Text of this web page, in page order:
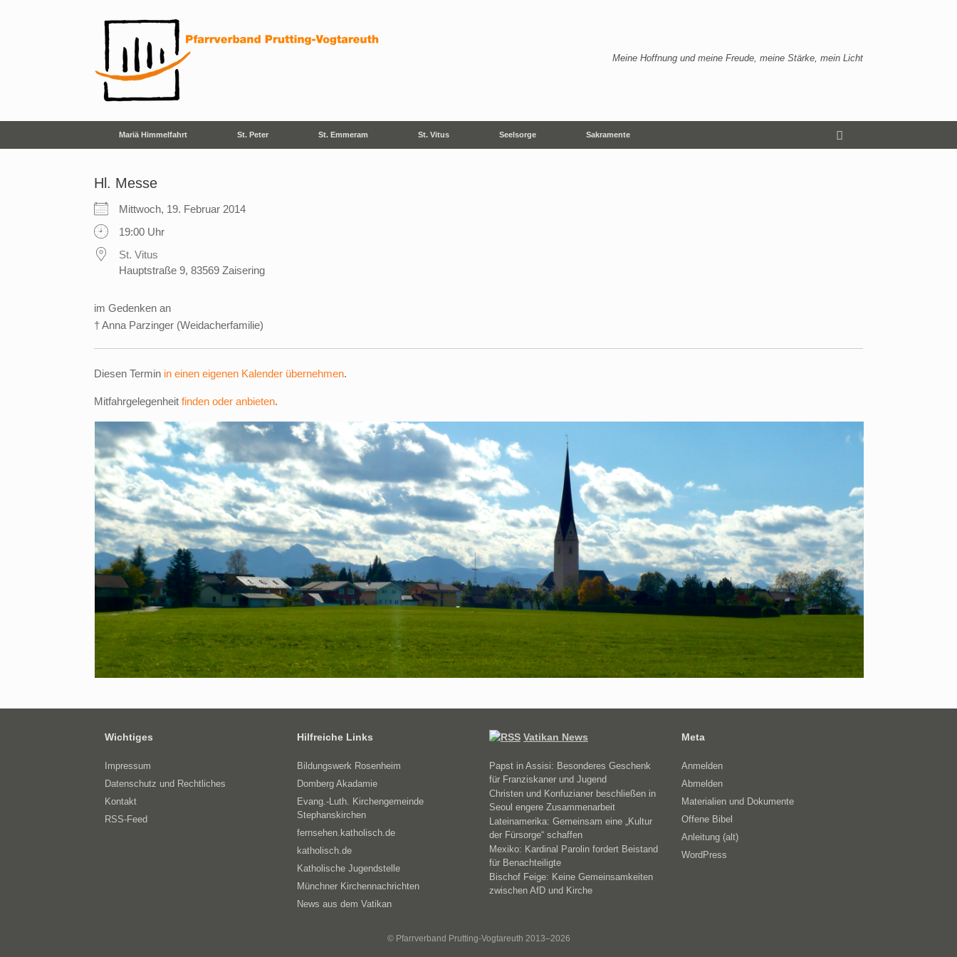
Meine Hoffnung und meine Freude, meine Stärke, mein Licht
Mariä Himmelfahrt St. Peter St. Emmeram St. Vitus Seelsorge Sakramente
Hl. Messe
Mittwoch, 19. Februar 2014
19:00 Uhr
St. Vitus
Hauptstraße 9, 83569 Zaisering
im Gedenken an
† Anna Parzinger (Weidacherfamilie)
Diesen Termin in einen eigenen Kalender übernehmen.
Mitfahrgelegenheit finden oder anbieten.
Wichtiges
Impressum
Datenschutz und Rechtliches
Kontakt
RSS-Feed
Hilfreiche Links
Bildungswerk Rosenheim
Domberg Akadamie
Evang.-Luth. Kirchengemeinde
Stephanskirchen
fernsehen.katholisch.de
katholisch.de
Katholische Jugendstelle
Münchner Kirchennachrichten
News aus dem Vatikan
Vatikan News
Papst in Assisi: Besonderes Geschenk
für Franziskaner und Jugend
Christen und Konfuzianer beschließen in
Seoul engere Zusammenarbeit
Lateinamerika: Gemeinsam eine „Kultur
der Fürsorge“ schaffen
Mexiko: Kardinal Parolin fordert Beistand
für Benachteiligte
Bischof Feige: Keine Gemeinsamkeiten
zwischen AfD und Kirche
Meta
Anmelden
Abmelden
Materialien und Dokumente
Offene Bibel
Anleitung (alt)
WordPress
© Pfarrverband Prutting-Vogtareuth 2013–2026